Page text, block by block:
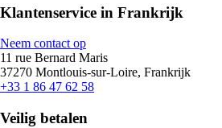
Klantenservice in Frankrijk
Neem contact op
11 rue Bernard Maris
37270 Montlouis-sur-Loire, Frankrijk
+33 1 86 47 62 58
Veilig betalen